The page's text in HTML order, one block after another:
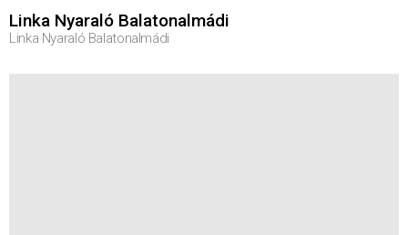
Linka Nyaraló Balatonalmádi
Linka Nyaraló Balatonalmádi